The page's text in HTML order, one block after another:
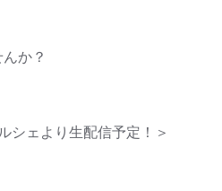
か？
シェより生配信予定！＞